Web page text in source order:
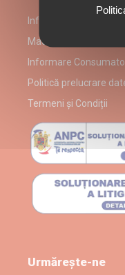
Informații despre
Macho Pizza-Pub
Informare
Politică prelucrare
Termeni și Condiții
Urmărește-ne